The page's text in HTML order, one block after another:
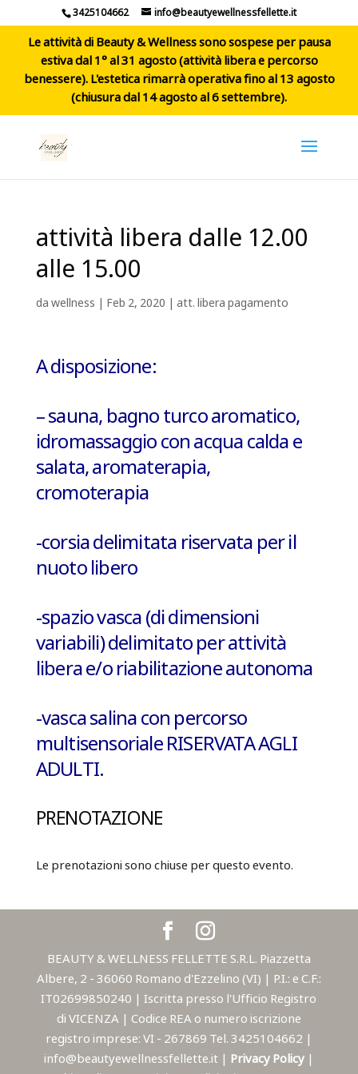
3425104662 info@beautyewellnessfellette.it
Le attività di Beauty & Wellness sono sospese per pausa
estiva dal 1° al 31 agosto (attività libera e percorso
benessere). L'estetica rimarrà operativa fino al 13 agosto
(chiusura dal 14 agosto al 6 settembre).
attività libera dalle 12.00
alle 15.00
dawellness | Feb 2, 2020 | att. libera pagamento
A disposizione:
– sauna, bagno turco aromatico,
idromassaggio con acqua calda e
salata, aromaterapia,
cromoterapia
-corsia delimitata riservata per il
nuoto libero
-spazio vasca (di dimensioni
variabili) delimitato perattività
libera e/o riabilitazione autonoma
-vasca salina con percorso
multisensorialeRISERVATA AGLI
ADULTI.
PRENOTAZIONE
Le prenotazioni sono chiuse per questo evento.
BEAUTY & WELLNESS FELLETTE S.R.L. Piazzetta
Albere, 2 - 36060 Romano d'Ezzelino (VI) | P.I.: e C.F.:
IT02699850240 | Iscritta presso l'Ufficio Registro
di VICENZA | Codice REA o numero iscrizione
registro imprese: VI - 267869 Tel. 3425104662 |
info@beautyewellnessfellette.it | Privacy Policy |